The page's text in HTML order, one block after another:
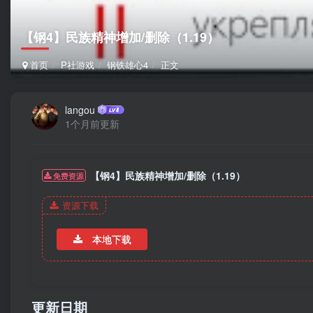
【钢4】民族精神增加/删除（1.19）
首页 P社游戏 钢铁雄心4 正文
langou
1个月前更新
免费资源 【钢4】民族精神增加/删除（1.19）
资源下载
本地下载
更新日期